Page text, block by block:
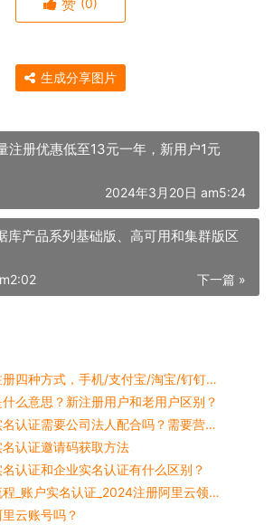
赞 (0)
生成分享图片
注册优惠低至13元一年，新用户1元
2024年3月20日 am5:24
库产品系列基础版、高可用和集群版区
下一篇 »
阿里云账号登录注册四种方式，手机/支付宝/淘宝/钉钉看看哪个更简单？
么意思？新注册用户和老用户区别？
阿里云企业用户实名认证需要公司法人配合吗？需要营业执照吗？
认证邀请码获取方法
认证和企业实名认证有什么区别？
阿里云账号注册流程_账户实名认证_2024注册阿里云领优惠券
云账号吗？